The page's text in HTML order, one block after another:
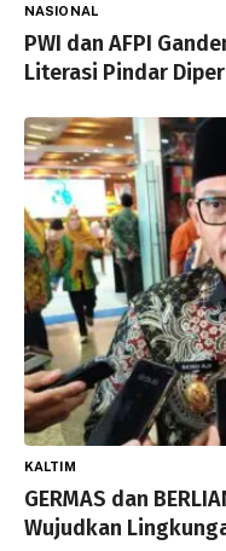
NASIONAL
PWI dan AFPI
Literasi Pindar
KALTIM
GERMAS dan
Wujudkan